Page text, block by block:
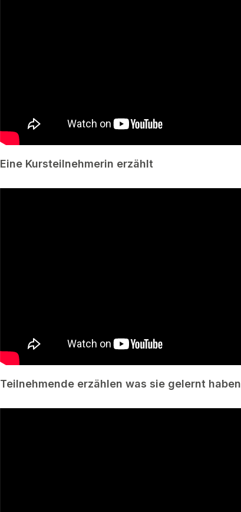
Eine Kursteilnehmerin erzählt
Teilnehmende erzählen was sie gelernt haben